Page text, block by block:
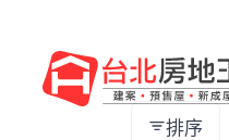
排序